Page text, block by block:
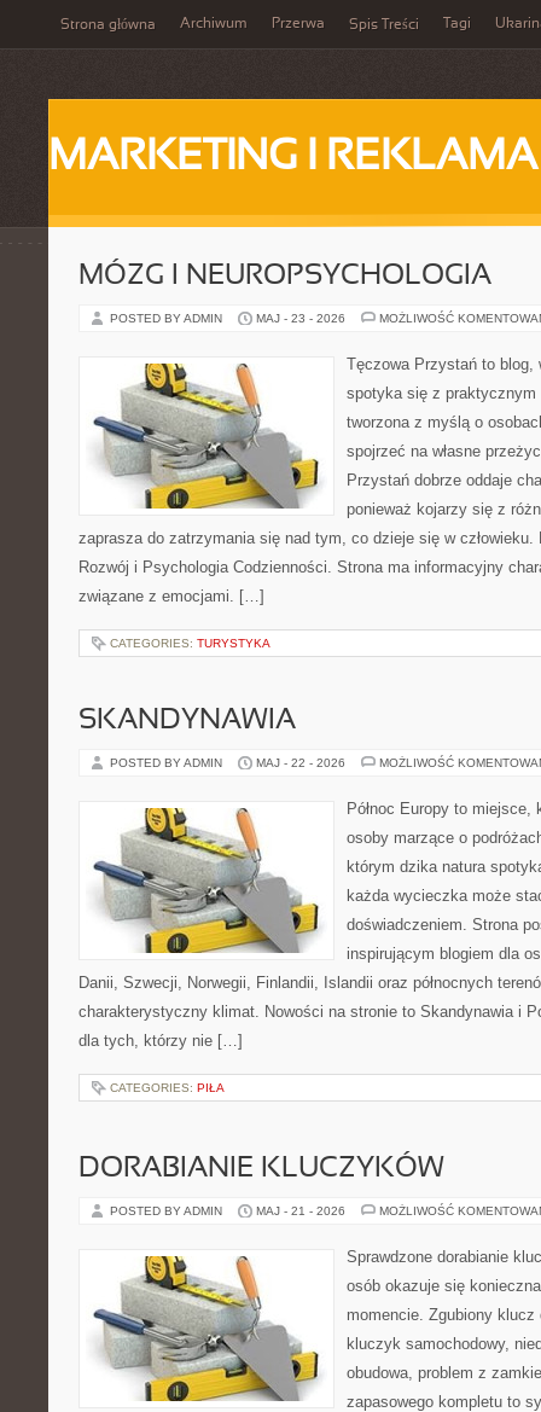
Strona główna Archiwum Przerwa Spis Treści Tagi
MARKETING I REKLAMA
MÓZG I NEUROPSYCHOLOGIA
POSTED BY ADMIN MAJ - 23 - 2026 MOŻLIWOŚĆ
Tęczowa Przystań to
spotyka się z praktycznym
tworzona z myślą o
spojrzeć na własne
Przystań dobrze oddaje
ponieważ kojarzy się z
zaprasza do zatrzymania się nad tym, co dzieje się w
Rozwój i Psychologia Codzienności. Strona ma informacyjny
związane z emocjami. […]
CATEGORIES: TURYSTYKA
SKANDYNAWIA
POSTED BY ADMIN MAJ - 22 - 2026 MOŻLIWOŚĆ
Północ Europy to miejsce,
osoby marzące o
którym dzika natura
każda wycieczka może
doświadczeniem. Strona
inspirującym blogiem dla
Danii, Szwecji, Norwegii, Finlandii, Islandii oraz północnych
charakterystyczny klimat. Nowości na stronie to Skandynawia i
dla tych, którzy nie […]
CATEGORIES: PIŁA
DORABIANIE KLUCZYKÓW
POSTED BY ADMIN MAJ - 21 - 2026 MOŻLIWOŚĆ
Sprawdzone dorabianie
osób okazuje się
momencie. Zgubiony
kluczyk samochodowy,
obudowa, problem z
zapasowego kompletu to